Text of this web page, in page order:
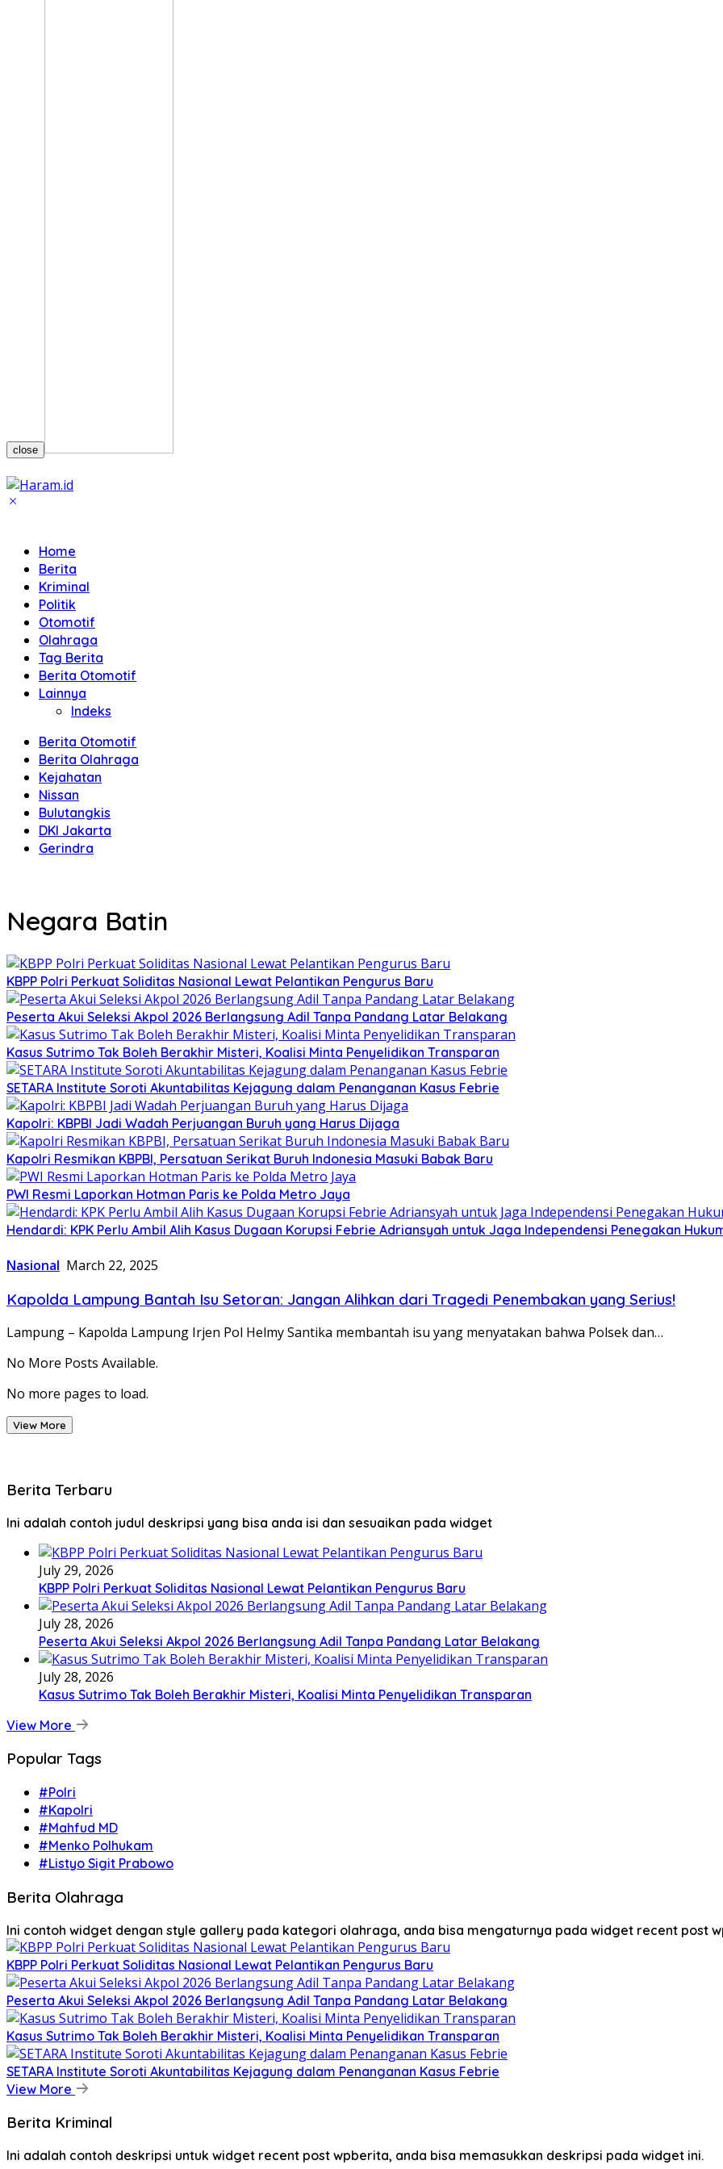
close
Home
Berita
Kriminal
Politik
Otomotif
Olahraga
Tag Berita
Berita Otomotif
Lainnya
Indeks
Berita Otomotif
Berita Olahraga
Kejahatan
Nissan
Bulutangkis
DKI Jakarta
Gerindra
Negara Batin
KBPP Polri Perkuat Soliditas Nasional Lewat Pelantikan Pengurus Baru
Peserta Akui Seleksi Akpol 2026 Berlangsung Adil Tanpa Pandang Latar Belakang
Kasus Sutrimo Tak Boleh Berakhir Misteri, Koalisi Minta Penyelidikan Transparan
SETARA Institute Soroti Akuntabilitas Kejagung dalam Penanganan Kasus Febrie
Kapolri: KBPBI Jadi Wadah Perjuangan Buruh yang Harus Dijaga
Kapolri Resmikan KBPBI, Persatuan Serikat Buruh Indonesia Masuki Babak Baru
PWI Resmi Laporkan Hotman Paris ke Polda Metro Jaya
Hendardi: KPK Perlu Ambil Alih Kasus Dugaan Korupsi Febrie Adriansyah untuk Jaga Independensi Penegakan
Nasional March 22, 2025
Kapolda Lampung Bantah Isu Setoran: Jangan Alihkan dari Tragedi Penembakan yang Serius!
Lampung – Kapolda Lampung Irjen Pol Helmy Santika membantah isu yang menyatakan bahwa Polsek dan…
No More Posts Available.
No more pages to load.
View More
Berita Terbaru
Ini adalah contoh judul deskripsi yang bisa anda isi dan sesuaikan pada widget
July 29, 2026
KBPP Polri Perkuat Soliditas Nasional Lewat Pelantikan Pengurus Baru
July 28, 2026
Peserta Akui Seleksi Akpol 2026 Berlangsung Adil Tanpa Pandang Latar Belakang
July 28, 2026
Kasus Sutrimo Tak Boleh Berakhir Misteri, Koalisi Minta Penyelidikan Transparan
View More
Popular Tags
#Polri
#Kapolri
#Mahfud MD
#Menko Polhukam
#Listyo Sigit Prabowo
Berita Olahraga
Ini contoh widget dengan style gallery pada kategori olahraga, anda bisa mengaturnya pada widget recent post
KBPP Polri Perkuat Soliditas Nasional Lewat Pelantikan Pengurus Baru
Peserta Akui Seleksi Akpol 2026 Berlangsung Adil Tanpa Pandang Latar Belakang
Kasus Sutrimo Tak Boleh Berakhir Misteri, Koalisi Minta Penyelidikan Transparan
SETARA Institute Soroti Akuntabilitas Kejagung dalam Penanganan Kasus Febrie
View More
Berita Kriminal
Ini adalah contoh deskripsi untuk widget recent post wpberita, anda bisa memasukkan deskripsi pada widget ini.